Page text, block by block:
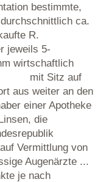
bestimmte,
ca.
R.
jeweils 5-
wirtschaftlich
mit Sitz auf
weiter an den
einer Apotheke
die
Vermittlung von
Augenärzte ...
je nach